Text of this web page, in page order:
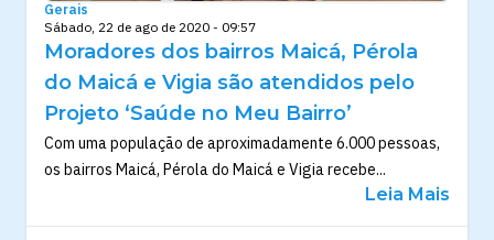
Gerais
Sábado, 22 de ago de 2020 - 09:57
Moradores dos bairros Maicá, Pérola
do Maicá e Vigia são atendidos pelo
Projeto ‘Saúde no Meu Bairro’
Com uma população de aproximadamente 6.000 pessoas,
os bairros Maicá, Pérola do Maicá e Vigia recebe...
Leia Mais